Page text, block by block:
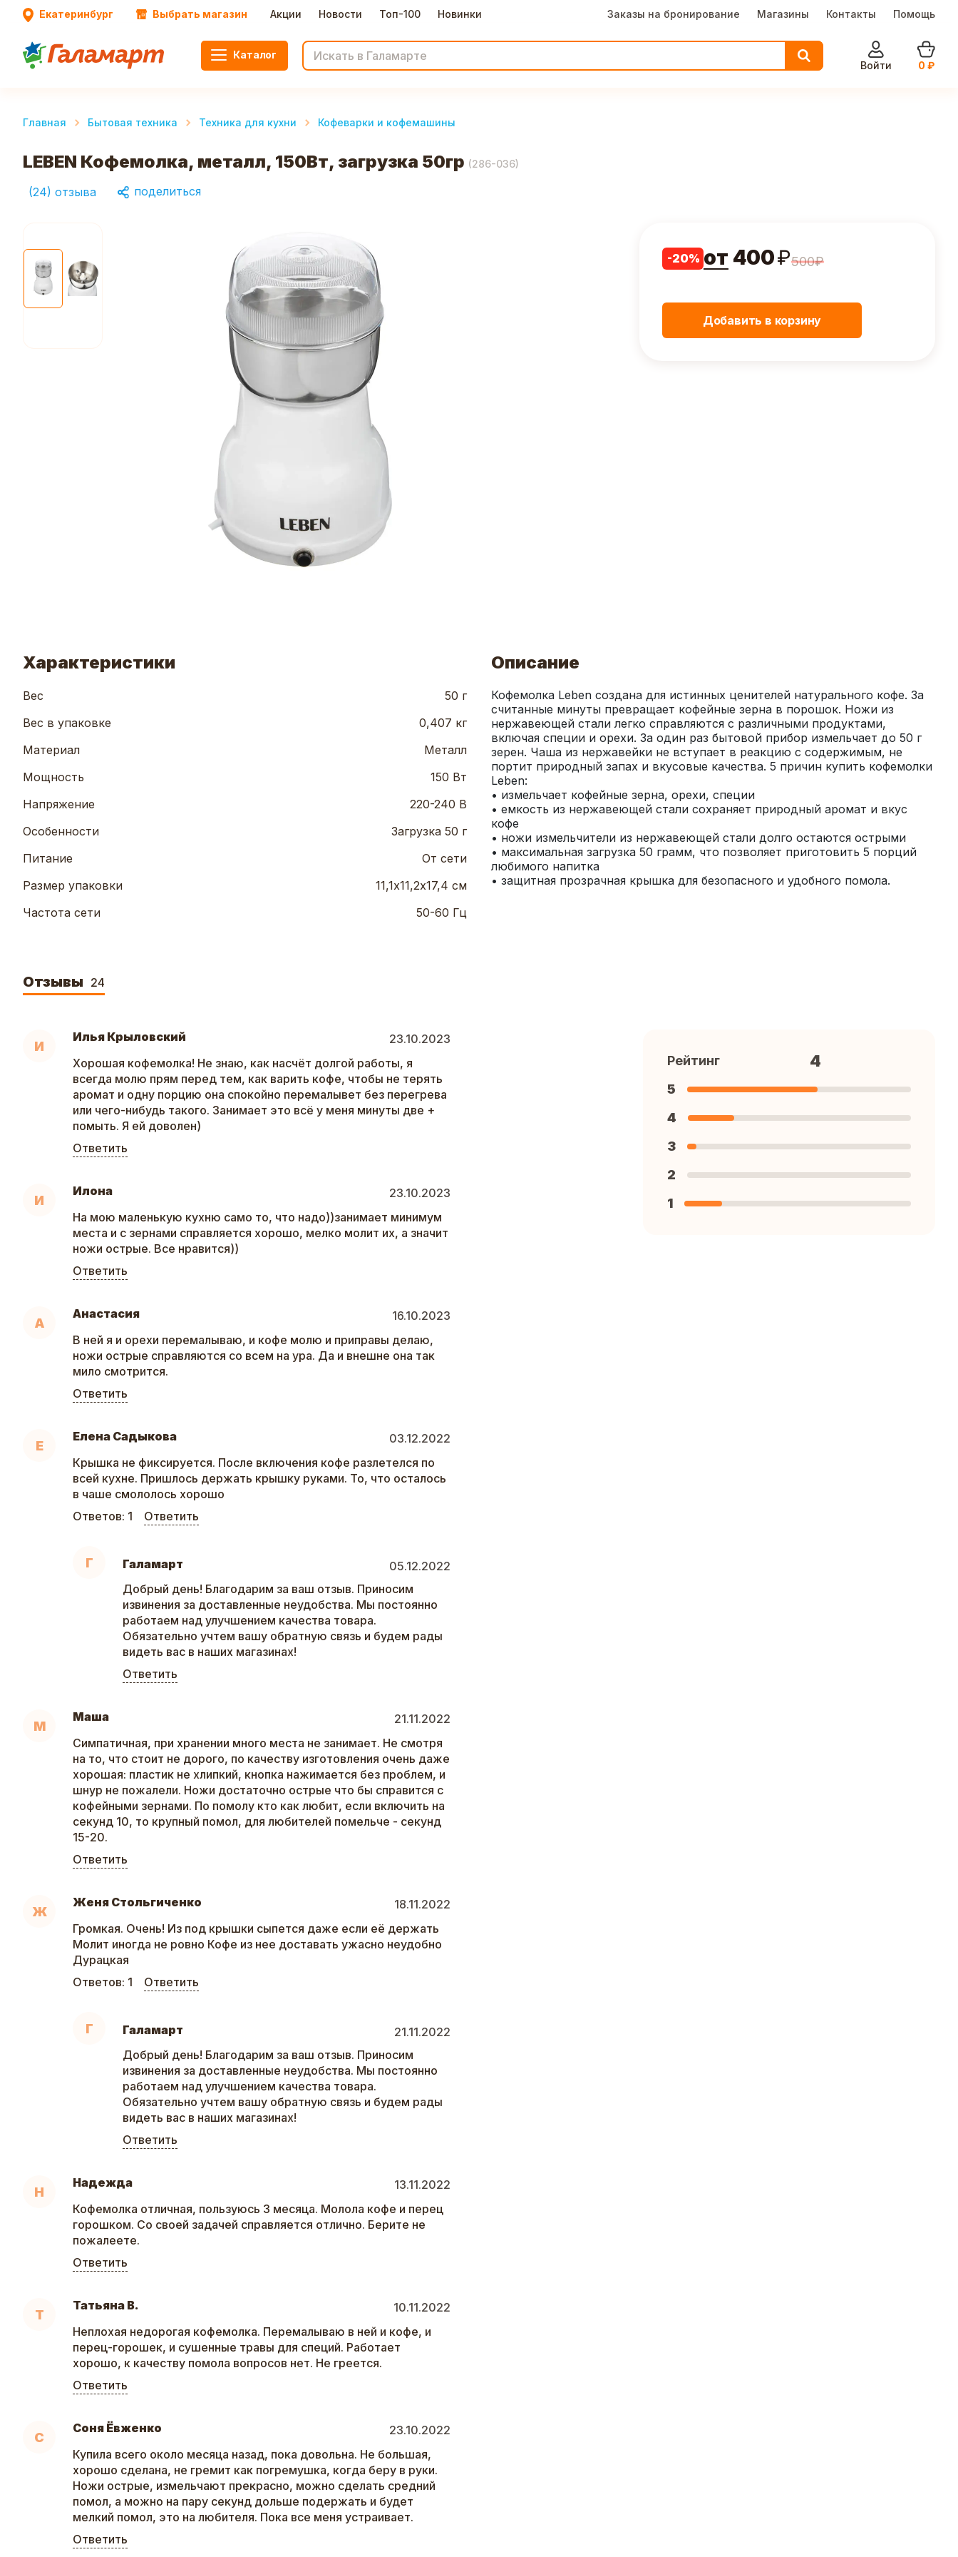
Екатеринбург Выбрать магазин Акции Новости Топ-100 Новинки Заказы на бронирование Магазины Контакты Помощь
Каталог
Войти
0 ₽
Главная Бытовая техника Техника для кухни Кофеварки и кофемашины
LEBEN Кофемолка, металл, 150Вт, загрузка 50гр (286-036)
(24) отзыва поделиться
-20% от 400₽500₽
Добавить в корзину
Характеристики
Вес
50 г
Вес в упаковке
0,407 кг
Материал
Металл
Мощность
150 Вт
Напряжение
220-240 В
Особенности
Загрузка 50 г
Питание
От сети
Размер упаковки
11,1х11,2х17,4 см
Частота сети
50-60 Гц
Описание
Кофемолка Leben создана для истинных ценителей натурального кофе. За
считанные минуты превращает кофейные зерна в порошок. Ножи из
нержавеющей стали легко справляются с различными продуктами,
включая специи и орехи. За один раз бытовой прибор измельчает до 50 г
зерен. Чаша из нержавейки не вступает в реакцию с содержимым, не
портит природный запах и вкусовые качества. 5 причин купить кофемолки
Leben:
• измельчает кофейные зерна, орехи, специи
• емкость из нержавеющей стали сохраняет природный аромат и вкус
кофе
• ножи измельчители из нержавеющей стали долго остаются острыми
• максимальная загрузка 50 грамм, что позволяет приготовить 5 порций
любимого напитка
• защитная прозрачная крышка для безопасного и удобного помола.
Отзывы 24
И
Илья Крыловский
23.10.2023
Хорошая кофемолка! Не знаю, как насчёт долгой работы, я
всегда молю прям перед тем, как варить кофе, чтобы не терять
аромат и одну порцию она спокойно перемалывет без перегрева
или чего-нибудь такого. Занимает это всё у меня минуты две +
помыть. Я ей доволен)
Ответить
И
Илона
23.10.2023
На мою маленькую кухню само то, что надо))занимает минимум
места и с зернами справляется хорошо, мелко молит их, а значит
ножи острые. Все нравится))
Ответить
А
Анастасия
16.10.2023
В ней я и орехи перемалываю, и кофе молю и приправы делаю,
ножи острые справляются со всем на ура. Да и внешне она так
мило смотрится.
Ответить
Е
Елена Садыкова
03.12.2022
Крышка не фиксируется. После включения кофе разлетелся по
всей кухне. Пришлось держать крышку руками. То, что осталось
в чаше смололось хорошо
Ответов: 1 Ответить
Г Галамарт
05.12.2022
Добрый день! Благодарим за ваш отзыв. Приносим
извинения за доставленные неудобства. Мы постоянно
работаем над улучшением качества товара.
Обязательно учтем вашу обратную связь и будем рады
видеть вас в наших магазинах!
Ответить
М
Маша
21.11.2022
Симпатичная, при хранении много места не занимает. Не смотря
на то, что стоит не дорого, по качеству изготовления очень даже
хорошая: пластик не хлипкий, кнопка нажимается без проблем, и
шнур не пожалели. Ножи достаточно острые что бы справится с
кофейными зернами. По помолу кто как любит, если включить на
секунд 10, то крупный помол, для любителей помельче - секунд
15-20.
Ответить
Ж
Женя Стольгиченко
18.11.2022
Громкая. Очень! Из под крышки сыпется даже если её держать
Молит иногда не ровно Кофе из нее доставать ужасно неудобно
Дурацкая
Ответов: 1 Ответить
Г Галамарт
21.11.2022
Добрый день! Благодарим за ваш отзыв. Приносим
извинения за доставленные неудобства. Мы постоянно
работаем над улучшением качества товара.
Обязательно учтем вашу обратную связь и будем рады
видеть вас в наших магазинах!
Ответить
Н
Надежда
13.11.2022
Кофемолка отличная, пользуюсь 3 месяца. Молола кофе и перец
горошком. Со своей задачей справляется отлично. Берите не
пожалеете.
Ответить
Т
Татьяна В.
10.11.2022
Неплохая недорогая кофемолка. Перемалываю в ней и кофе, и
перец-горошек, и сушенные травы для специй. Работает
хорошо, к качеству помола вопросов нет. Не греется.
Ответить
С
Соня Ёвженко
23.10.2022
Купила всего около месяца назад, пока довольна. Не большая,
хорошо сделана, не гремит как погремушка, когда беру в руки.
Ножи острые, измельчают прекрасно, можно сделать средний
помол, а можно на пару секунд дольше подержать и будет
мелкий помол, это на любителя. Пока все меня устраивает.
Ответить
Рейтинг 4
5
4
3
2
1